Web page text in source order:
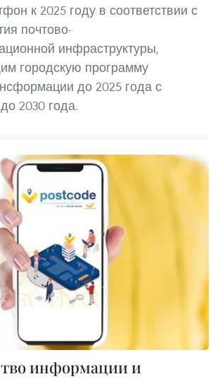
к 2025 году в соответствии с
почтово-
инфраструктуры,
городскую программу
до 2025 года с
2030 года.
информации и